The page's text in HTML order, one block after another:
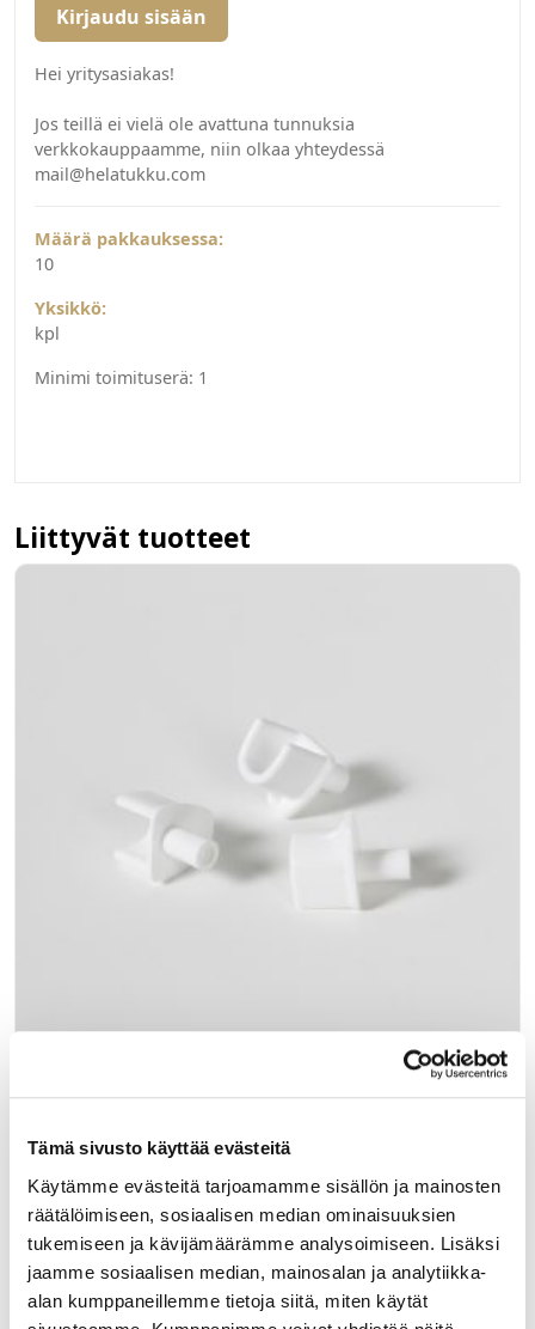
Tämä sivusto käyttää evästeitä
Käytämme evästeitä tarjoamamme sisällön ja mainosten
räätälöimiseen, sosiaalisen median ominaisuuksien
tukemiseen ja kävijämäärämme analysoimiseen. Lisäksi
jaamme sosiaalisen median, mainosalan ja analytiikka-
alan kumppaneillemme tietoja siitä, miten käytät
Kirjaudu sisään
Hei yritysasiakas!
Jos teillä ei vielä ole avattuna tunnuksia
verkkokauppaamme, niin olkaa yhteydessä
mail@helatukku.com
Määrä pakkauksessa:
10
Yksikkö:
kpl
Minimi toimituserä: 1
Liittyvät tuotteet
13300
seinämävahvuus 1 mm
Muovinen valkoinen ritilänkannatin 5mm tapilla. Ohut
seinämävahvuus, vain 1mm.
LUE LISÄÄ »